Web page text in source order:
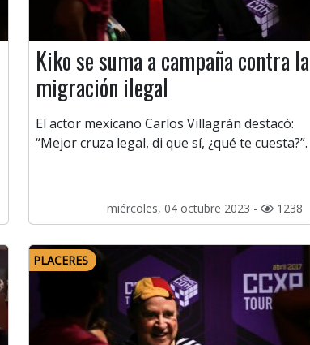
Kiko se suma a campaña contra la
migración ilegal
El actor mexicano Carlos Villagrán destacó:
“Mejor cruza legal, di que sí, ¿qué te cuesta?”.
miércoles, 04 octubre 2023 - 1238
PLACERES